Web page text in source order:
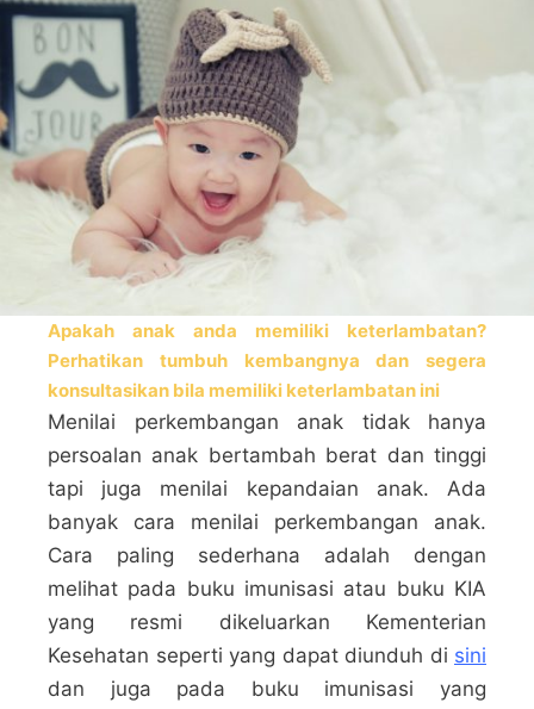
Apakah anak anda memiliki keterlambatan?
Perhatikan tumbuh kembangnya dan segera
konsultasikan bila memiliki keterlambatan ini
Menilai perkembangan anak tidak hanya
persoalan anak bertambah berat dan tinggi
tapi juga menilai kepandaian anak. Ada
banyak cara menilai perkembangan anak.
Cara paling sederhana adalah dengan
melihat pada buku imunisasi atau buku KIA
yang resmi dikeluarkan Kementerian
Kesehatan seperti yang dapat diunduh di sini
dan juga pada buku imunisasi yang